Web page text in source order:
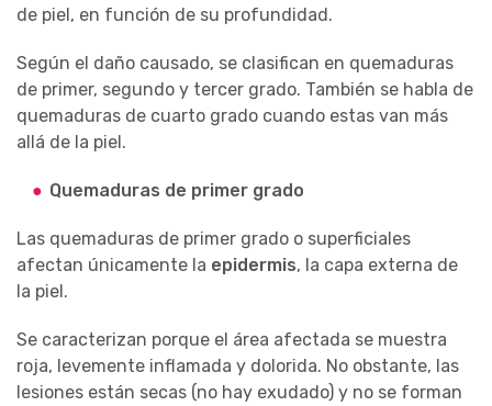
de piel, en función de su profundidad.
Según el daño causado, se clasifican en quemaduras
de primer, segundo y tercer grado. También se habla de
quemaduras de cuarto grado cuando estas van más
allá de la piel.
Quemaduras de primer grado
Las quemaduras de primer grado o superficiales
afectan únicamente la epidermis, la capa externa de
la piel.
Se caracterizan porque el área afectada se muestra
roja, levemente inflamada y dolorida. No obstante, las
lesiones están secas (no hay exudado) y no se forman